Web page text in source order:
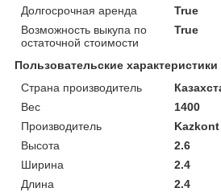
Долгосрочная аренда
True
Возможность выкупа по
остаточной стоимости
True
Пользовательские характеристики
Страна производитель
Вес
1400
Производитель
Kazkont
Высота
2.6
Ширина
2.4
Длина
2.4